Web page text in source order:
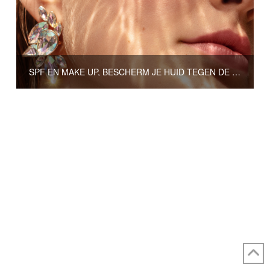
SPF EN MAKE UP, BESCHERM JE HUID TEGEN DE ZON